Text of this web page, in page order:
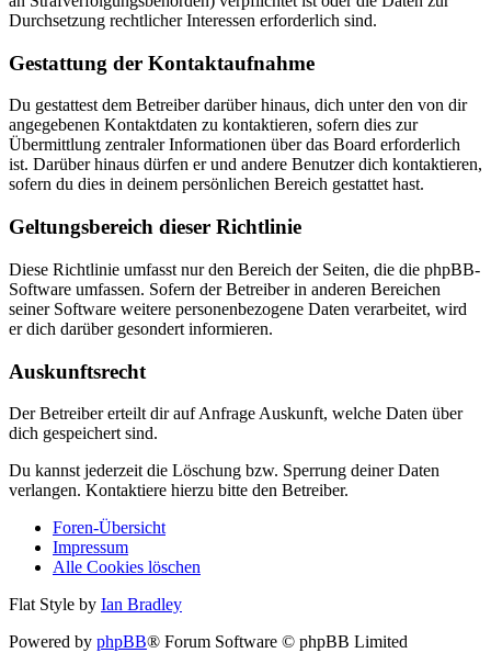
Durchsetzung rechtlicher Interessen erforderlich sind.
Gestattung der Kontaktaufnahme
Du gestattest dem Betreiber darüber hinaus, dich unter den von dir
angegebenen Kontaktdaten zu kontaktieren, sofern dies zur
Übermittlung zentraler Informationen über das Board erforderlich
ist. Darüber hinaus dürfen er und andere Benutzer dich kontaktieren,
sofern du dies in deinem persönlichen Bereich gestattet hast.
Geltungsbereich dieser Richtlinie
Diese Richtlinie umfasst nur den Bereich der Seiten, die die phpBB-
Software umfassen. Sofern der Betreiber in anderen Bereichen
seiner Software weitere personenbezogene Daten verarbeitet, wird
er dich darüber gesondert informieren.
Auskunftsrecht
Der Betreiber erteilt dir auf Anfrage Auskunft, welche Daten über
dich gespeichert sind.
Du kannst jederzeit die Löschung bzw. Sperrung deiner Daten
verlangen. Kontaktiere hierzu bitte den Betreiber.
Foren-Übersicht
Impressum
Alle Cookies löschen
Flat Style by Ian Bradley
Powered by phpBB® Forum Software © phpBB Limited